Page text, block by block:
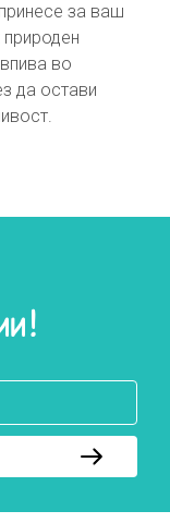
за ваш
природен
во
да остави